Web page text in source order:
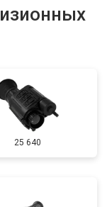
25 640